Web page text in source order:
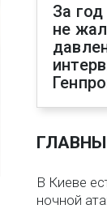
За
не
В Киеве
ночной